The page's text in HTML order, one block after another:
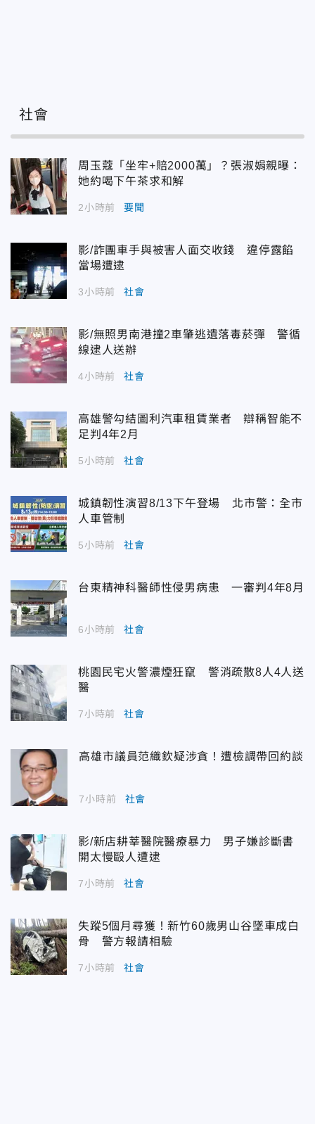
社會
周玉蔻「坐牢+賠2000萬」？張淑娟親曝：
她約喝下午茶求和解
2小時前 要聞
影/詐團車手與被害人面交收錢 違停露餡
當場遭逮
3小時前 社會
影/無照男南港撞2車肇逃遺落毒菸彈 警循
線逮人送辦
4小時前 社會
高雄警勾結圖利汽車租賃業者 辯稱智能不
足判4年2月
5小時前 社會
城鎮韌性演習8/13下午登場 北市警：全市
人車管制
5小時前 社會
台東精神科醫師性侵男病患 一審判4年8月
6小時前 社會
桃園民宅火警濃煙狂竄 警消疏散8人4人送
醫
7小時前 社會
高雄市議員范織欽疑涉貪！遭檢調帶回約談
7小時前 社會
影/新店耕莘醫院醫療暴力 男子嫌診斷書
開太慢毆人遭逮
7小時前 社會
失蹤5個月尋獲！新竹60歲男山谷墜車成白
骨 警方報請相驗
7小時前 社會